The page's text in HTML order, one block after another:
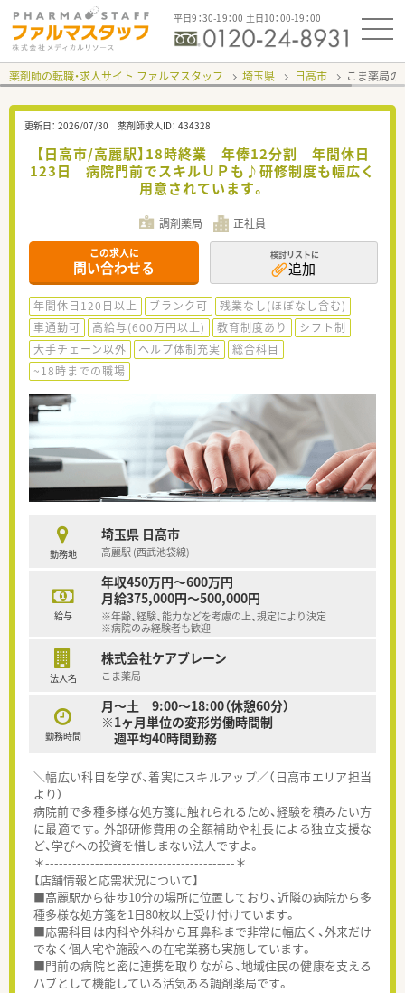
平日9：30-19：00 土日10：00-19：00
薬剤師の転職・求人サイト ファルマスタッフ 埼玉県 日高市 こま薬局
更新日： 2026/07/30 薬剤師求人ID： 434328
【日高市/高麗駅】18時終業 年俸12分割 年間休日
123日 病院門前でスキルＵＰも♪研修制度も幅広く
用意されています。
調剤薬局 正社員
この求人に
問い合わせる
検討リストに
追加
年間休日120日以上 ブランク可
残業なし(ほぼなし含む)
車通勤可
高給与(600万円以上) 教育制度あり
シフト制
大手チェーン以外
ヘルプ体制充実
総合科目
~18時までの職場
勤務地
埼玉県 日高市
高麗駅 (西武池袋線)
給与
年収450万円～600万円
月給375,000円～500,000円
※年齢、経験、能力などを考慮の上、規定により決定
※病院のみ経験者も歓迎
法人名
株式会社ケアブレーン
こま薬局
勤務時間
月～​土 9:00～18:00（休憩60分）
※1ヶ月単位の変形労働時間制
週平均40時間勤務
＼幅広い科目を学び、着実にスキルアップ／（日高市エリア担当
より）
病院前で多種多様な処方箋に触れられるため、経験を積みたい方
に最適です。外部研修費用の全額補助や社長による独立支援な
ど、学びへの投資を惜しまない法人ですよ。
＊------------------------------------------＊
【店舗情報と応需状況について】
■高麗駅から徒歩10分の場所に位置しており、近隣の病院から多
種多様な処方箋を1日80枚以上受け付けています。
■応需科目は内科や外科から耳鼻科まで非常に幅広く、外来だけ
でなく個人宅や施設への在宅業務も実施しています。
■門前の病院と密に連携を取りながら、地域住民の健康を支える
ハブとして機能している活気ある調剤薬局です。